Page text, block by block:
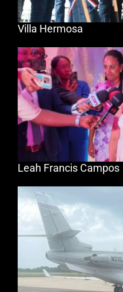
Villa Hermosa
Leah Francis Campos